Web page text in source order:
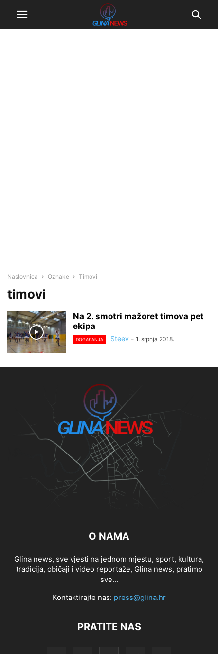
Naslovnica Oznake Timovi
timovi
Na 2. smotri mažoret timova pet
ekipa
DOGAĐANJA Steev - 1. srpnja 2018.
O NAMA
Glina news, sve vjesti na jednom mjestu, sport, kultura,
tradicija, običaji i video reportaže, Glina news, pratimo
sve...
Kontaktirajte nas: press@glina.hr
PRATITE NAS